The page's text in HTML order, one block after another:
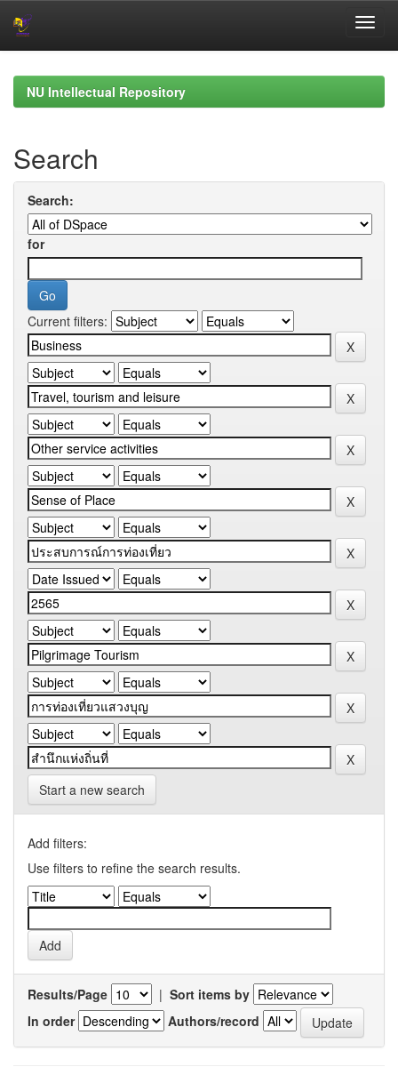
navigationNU Intellectual Repository
Search
Search:
for
Current filters:
Start a new search
Add filters:
Use filters to refine the search results.
Results/Page | Sort items by
In order
Authors/record